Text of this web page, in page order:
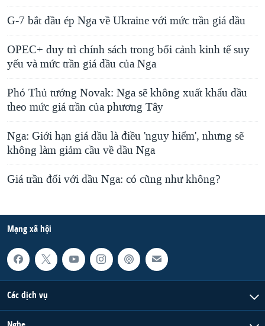
G-7 bắt đầu ép Nga về Ukraine với mức trần giá dầu
OPEC+ duy trì chính sách trong bối cảnh kinh tế suy
yếu và mức trần giá dầu của Nga
Phó Thủ tướng Novak: Nga sẽ không xuất khẩu dầu
theo mức giá trần của phương Tây
Nga: Giới hạn giá dầu là điều 'nguy hiểm', nhưng sẽ
không làm giảm cầu về dầu Nga
Giá trần đối với dầu Nga: có cũng như không?
Mạng xã hội
Các dịch vụ